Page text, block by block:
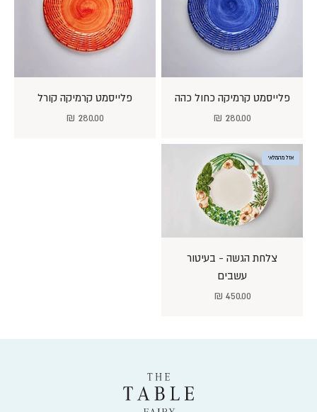
פלייסמט קרמיקה כחול כהה
מחיר מבצע
280.00 ₪
פלייסמט קרמיקה קורל
מחיר מבצע
280.00 ₪
אזל מהמלאי
צלחת הגשה - בעיטור
עשבים
מחיר מבצע
450.00 ₪